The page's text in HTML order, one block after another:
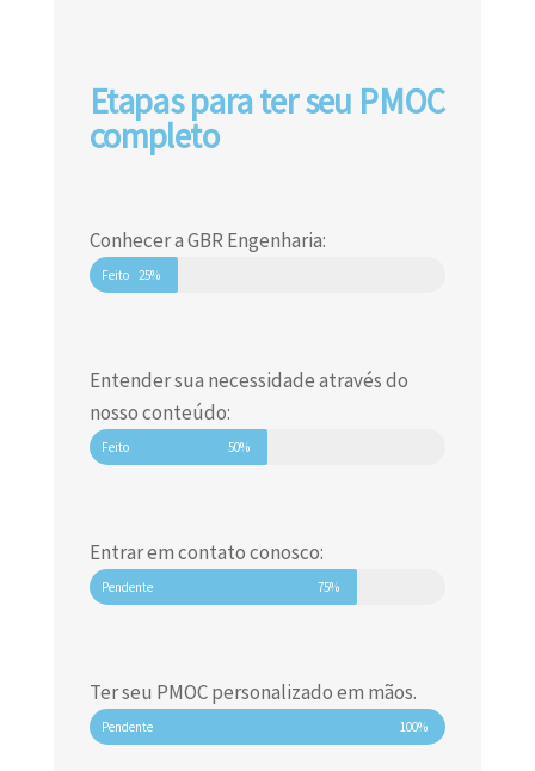
Etapas para ter seu PMOC
completo
Conhecer a GBR Engenharia:
Feito 25%
Entender sua necessidade através do
nosso conteúdo:
Feito 50%
Entrar em contato conosco:
Pendente 75%
Ter seu PMOC personalizado em mãos.
Pendente 100%